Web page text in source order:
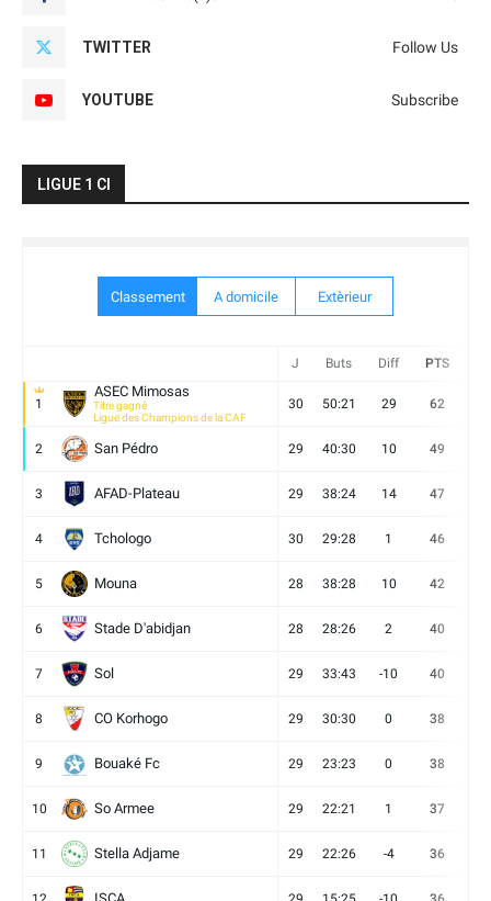
TWITTER Follow Us
YOUTUBE Subscribe
LIGUE 1 CI
Classement A domicile Extèrieur
J Buts Diff PTS
1
ASEC Mimosas
Titre gagné
Ligue des Champions de la CAF
30 50:21 29 62
2 San Pédro 29 40:30 10 49
3 AFAD-Plateau 29 38:24 14 47
4 Tchologo 30 29:28 1 46
5 Mouna 28 38:28 10 42
6 Stade D'abidjan 28 28:26 2 40
7 Sol 29 33:43 -10 40
8 CO Korhogo 29 30:30 0 38
9 Bouaké Fc 29 23:23 0 38
10 So Armee 29 22:21 1 37
11 Stella Adjame 29 22:26 -4 36